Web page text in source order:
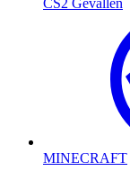
CS2 Gevallen
MINECRAFT